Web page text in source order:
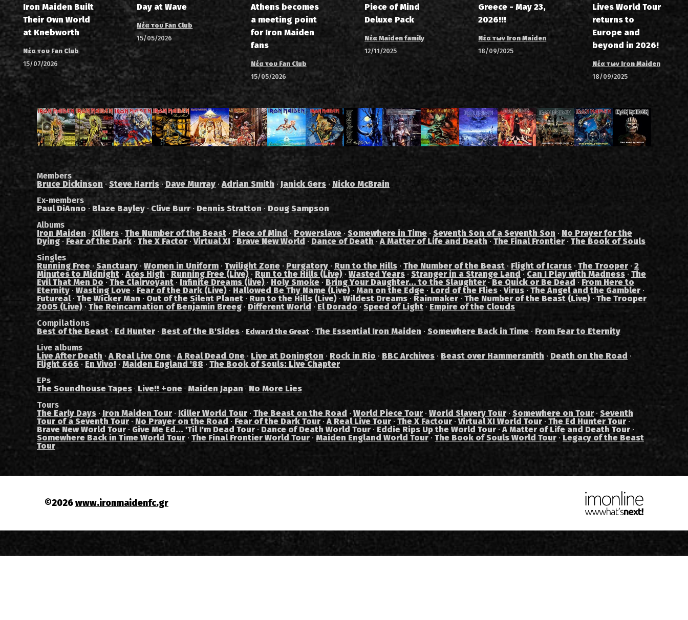
Iron Maiden Built
Their Own World
at Knebworth
Νέα του Fan Club
15/07/2026
Day at Wave
Νέα του Fan Club
15/05/2026
Athens becomes
a meeting point
for Iron Maiden
fans
Νέα του Fan Club
15/05/2026
Piece of Mind
Deluxe Pack
Νέα Maiden family
12/11/2025
Greece - May 23,
2026!!!
Νέα των Iron Maiden
18/09/2025
Lives World Tour
returns to
Europe and
beyond in 2026!
Νέα των Iron Maiden
18/09/2025
Members
Bruce Dickinson·Steve Harris ·Dave Murray ·Adrian Smith · Janick Gers · Nicko McBrain
Ex-members
Paul DiAnno · Blaze Bayley · Clive Burr· Dennis Stratton · Doug Sampson
Albums
Iron Maiden ·Killers · The Number of the Beast · Piece of Mind · Powerslave · Somewhere in Time · Seventh Son of a Seventh Son · No Prayer for the
Dying · Fear of the Dark · The X Factor ·Virtual XI · Brave New World · Dance of Death ·A Matter of Life and Death · The Final Frontier · The Book of Souls
Singles
Running Free · Sanctuary · Women in Uniform · Twilight Zone · Purgatory · Run to the Hills · The Number of the Beast · Flight of Icarus · The Trooper · 2
Minutes to Midnight ·Aces High · Running Free (Live) · Run to the Hills (Live) · Wasted Years · Stranger in a Strange Land · Can I Play with Madness · The
Evil That Men Do · The Clairvoyant · Infinite Dreams (live) · Holy Smoke · Bring Your Daughter... to the Slaughter · Be Quick or Be Dead · From Here to
Eternity · Wasting Love · Fear of the Dark (Live) · Hallowed Be Thy Name (Live) · Man on the Edge ·Lord of the Flies ·Virus · The Angel and the Gambler ·
Futureal· The Wicker Man · Out of the Silent Planet · Run to the Hills (Live) · Wildest Dreams ·Rainmaker · The Number of the Beast (Live) · The Trooper
2005 (Live) · The Reincarnation of Benjamin Breeg · Different World · El Dorado · Speed of Light · Empire of the Clouds
Compilations
Best of the Beast· Ed Hunter · Best of the B'Sides · Edward the Great · The Essential Iron Maiden · Somewhere Back in Time · From Fear to Eternity
Live albums
Live After Death ·A Real Live One ·A Real Dead One · Live at Donington · Rock in Rio · BBC Archives · Beast over Hammersmith · Death on the Road ·
Flight 666 · En Vivo! · Maiden England '88 · The Book of Souls: Live Chapter
EPs
The Soundhouse Tapes · Live!! +one · Maiden Japan · No More Lies
Tours
The Early Days · Iron Maiden Tour · Killer World Tour · The Beast on the Road · World Piece Tour · World Slavery Tour· Somewhere on Tour · Seventh
Tour of a Seventh Tour · No Prayer on the Road · Fear of the Dark Tour ·A Real Live Tour · The X Factour ·Virtual XI World Tour · The Ed Hunter Tour ·
Brave New World Tour · Give Me Ed... 'Til I'm Dead Tour · Dance of Death World Tour · Eddie Rips Up the World Tour ·A Matter of Life and Death Tour ·
Somewhere Back in Time World Tour · The Final Frontier World Tour · Maiden England World Tour · The Book of Souls World Tour ·Legacy of the Beast
Tour
©2026www.ironmaidenfc.gr